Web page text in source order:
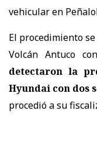
vehicular en
El procedimiento
Volcán Antuco
detectaron la
Hyundai con dos
procedió a su